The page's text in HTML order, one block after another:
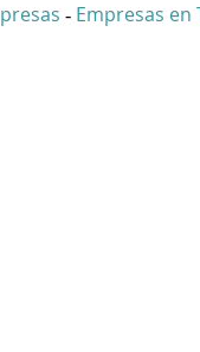
- Empresas en